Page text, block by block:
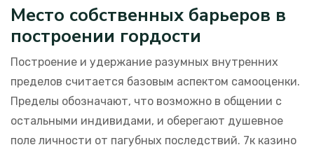
Место собственных барьеров в
построении гордости
Построение и удержание разумных внутренних
пределов считается базовым аспектом самооценки.
Пределы обозначают, что возможно в общении с
остальными индивидами, и оберегают душевное
поле личности от пагубных последствий. 7к казино